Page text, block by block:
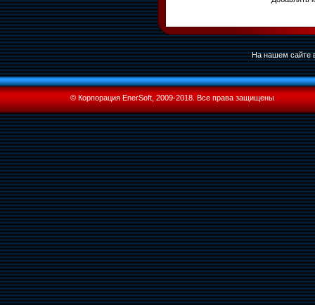
На нашем сайте
© Корпорация EnerSoft, 2009-2018. Все права защищены